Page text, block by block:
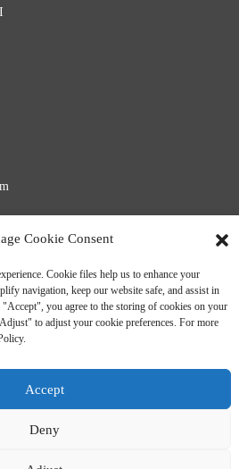
Bütün hüquqlar qorunur.
-
Resource
Cookie Consent
Cookie files help us to enhance your
navigation, keep our website safe, and assist in
you agree to the storing of cookies on your
to adjust your cookie preferences. For more
Accept
Deny